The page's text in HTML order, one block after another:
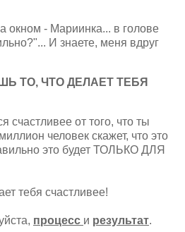
окном - Мариинка... в голове
И знаете, меня вдруг
ТО, ЧТО ДЕЛАЕТ ТЕБЯ
счастливее от того, что ты
человек скажет, что это
это будет ТОЛЬКО ДЛЯ
тебя счастливее!
процесс и результат.